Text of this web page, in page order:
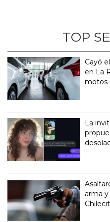
TOP
Cayó
en La
motos
La
arma